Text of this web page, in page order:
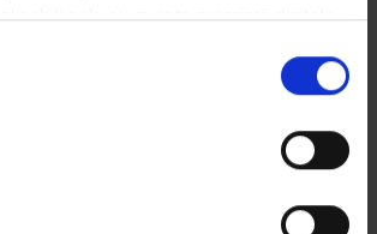
solo su questa proprietà digitale
il proprio consenso in qualsiasi
sui cookie o facendo clic
informazioni sulla tua posizione